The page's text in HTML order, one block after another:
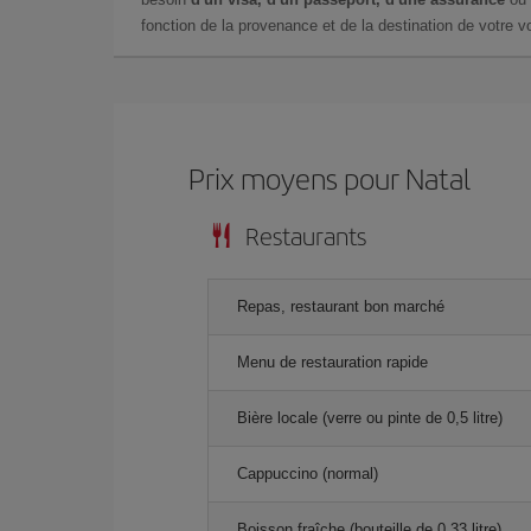
fonction de la provenance et de la destination de votre
Prix ​​moyens pour Natal
Restaurants
Repas, restaurant bon marché
Menu de restauration rapide
Bière locale (verre ou pinte de 0,5 litre)
Cappuccino (normal)